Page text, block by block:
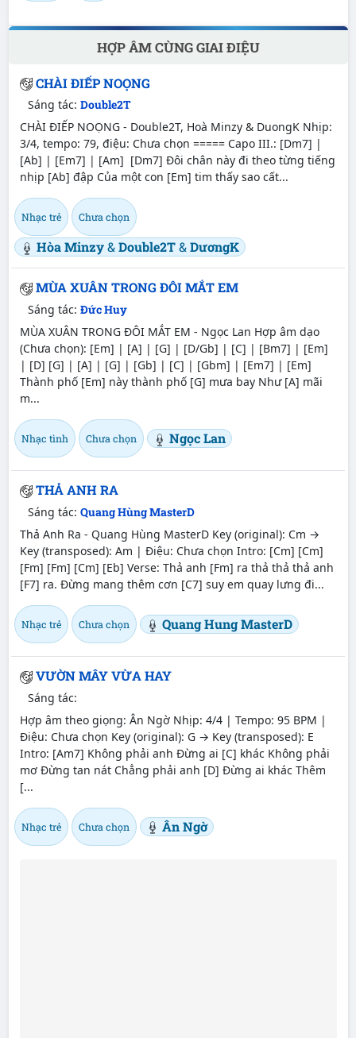
HỢP ÂM CÙNG GIAI ĐIỆU
CHÀI ĐIẾP NOỌNG
Sáng tác: Double2T
CHÀI ĐIẾP NOỌNG - Double2T, Hoà Minzy & DuongK Nhịp:
3/4, tempo: 79, điệu: Chưa chọn ===== Capo III.: [Dm7] |
[Ab] | [Em7] | [Am] [Dm7] Đôi chân này đi theo từng tiếng
nhịp [Ab] đập Của một con [Em] tim thấy sao cất...
Nhạc trẻ Chưa chọn
Hòa Minzy&Double2T&DươngK
MÙA XUÂN TRONG ĐÔI MẮT EM
Sáng tác: Đức Huy
MÙA XUÂN TRONG ĐÔI MẮT EM - Ngọc Lan Hợp âm dạo
(Chưa chọn): [Em] | [A] | [G] | [D/Gb] | [C] | [Bm7] | [Em]
| [D] [G] | [A] | [G] | [Gb] | [C] | [Gbm] | [Em7] | [Em]
Thành phố [Em] này thành phố [G] mưa bay Như [A] mãi
m...
Nhạc tình Chưa chọn Ngọc Lan
THẢ ANH RA
Sáng tác: Quang Hùng MasterD
Thả Anh Ra - Quang Hùng MasterD Key (original): Cm →
Key (transposed): Am | Điệu: Chưa chọn Intro: [Cm] [Cm]
[Fm] [Fm] [Cm] [Eb] Verse: Thả anh [Fm] ra thả thả thả anh
[F7] ra. Đừng mang thêm cơn [C7] suy em quay lưng đi...
Nhạc trẻ Chưa chọn Quang Hung MasterD
VƯỜN MÂY VỪA HAY
Sáng tác:
Hợp âm theo giọng: Ân Ngờ Nhịp: 4/4 | Tempo: 95 BPM |
Điệu: Chưa chọn Key (original): G → Key (transposed): E
Intro: [Am7] Không phải anh Đừng ai [C] khác Không phải
mơ Đừng tan nát Chẳng phải anh [D] Đừng ai khác Thêm
[...
Nhạc trẻ Chưa chọn Ân Ngờ